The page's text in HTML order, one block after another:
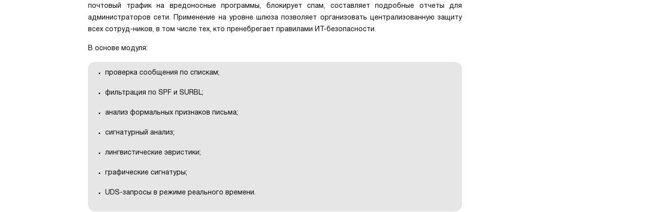
почтовый трафик на вредоносные программы, блокирует спам, составляет подробные отчеты для
администраторов сети. Применение на уровне шлюза позволяет организовать централизованную защиту
всех сотруд-ников, в том числе тех, кто пренебрегает правилами ИТ-безопасности.
В основе модуля:
проверка сообщения по спискам;
фильтрация по SPF и SURBL;
анализ формальных признаков письма;
сигнатурный анализ;
лингвистические эвристики;
графические сигнатуры;
UDS-запросы в режиме реального времени.